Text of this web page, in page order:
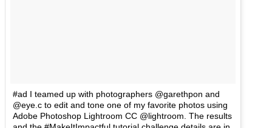
#ad I teamed up with photographers @garethpon and
@eye.c to edit and tone one of my favorite photos using
Adobe Photoshop Lightroom CC @lightroom. The results